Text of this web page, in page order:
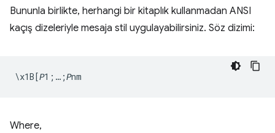
Bununla birlikte, herhangi bir kitaplık kullanmadan ANSI
kaçış dizeleriyle mesaja stil uygulayabilirsiniz. Söz dizimi:
Where,